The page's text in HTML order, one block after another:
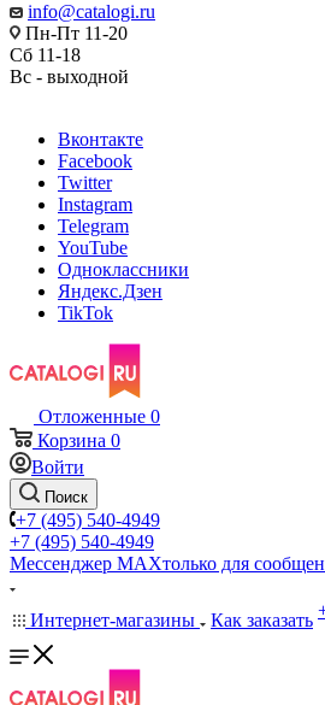
info@catalogi.ru
Пн-Пт 11-20
Сб 11-18
Вс - выходной
Вконтакте
Facebook
Twitter
Instagram
Telegram
YouTube
Одноклассники
Яндекс.Дзен
TikTok
Отложенные 0
Корзина 0
Войти
Поиск
+7 (495) 540-4949
+7 (495) 540-4949
Мессенджер МАХтолько для
Интернет-магазины Как заказать